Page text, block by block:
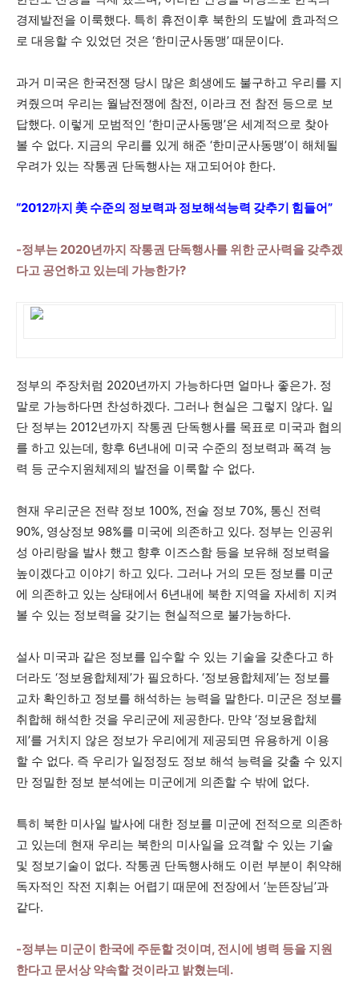
경제발전을 이룩했다. 특히 휴전이후 북한의 도발에 효과적으
로 대응할 수 있었던 것은 ‘한미군사동맹’ 때문이다.
과거 미국은 한국전쟁 당시 많은 희생에도 불구하고 우리를 지
켜줬으며 우리는 월남전쟁에 참전, 이라크 전 참전 등으로 보
답했다. 이렇게 모범적인 ‘한미군사동맹’은 세계적으로 찾아
볼 수 없다. 지금의 우리를 있게 해준 ‘한미군사동맹’이 해체될
우려가 있는 작통권 단독행사는 재고되어야 한다.
“2012까지 美 수준의 정보력과 정보해석능력 갖추기 힘들어”
-정부는 2020년까지 작통권 단독행사를 위한 군사력을 갖추겠
다고 공언하고 있는데 가능한가?
정부의 주장처럼 2020년까지 가능하다면 얼마나 좋은가. 정
말로 가능하다면 찬성하겠다. 그러나 현실은 그렇지 않다. 일
단 정부는 2012년까지 작통권 단독행사를 목표로 미국과 협의
를 하고 있는데, 향후 6년내에 미국 수준의 정보력과 폭격 능
력 등 군수지원체제의 발전을 이룩할 수 없다.
현재 우리군은 전략 정보 100%, 전술 정보 70%, 통신 전력
90%, 영상정보 98%를 미국에 의존하고 있다. 정부는 인공위
성 아리랑을 발사 했고 향후 이즈스함 등을 보유해 정보력을
높이겠다고 이야기 하고 있다. 그러나 거의 모든 정보를 미군
에 의존하고 있는 상태에서 6년내에 북한 지역을 자세히 지켜
볼 수 있는 정보력을 갖기는 현실적으로 불가능하다.
설사 미국과 같은 정보를 입수할 수 있는 기술을 갖춘다고 하
더라도 ‘정보융합체제’가 필요하다. ‘정보융합체제’는 정보를
교차 확인하고 정보를 해석하는 능력을 말한다. 미군은 정보를
취합해 해석한 것을 우리군에 제공한다. 만약 ‘정보융합체
제’를 거치지 않은 정보가 우리에게 제공되면 유용하게 이용
할 수 없다. 즉 우리가 일정정도 정보 해석 능력을 갖출 수 있지
만 정밀한 정보 분석에는 미군에게 의존할 수 밖에 없다.
특히 북한 미사일 발사에 대한 정보를 미군에 전적으로 의존하
고 있는데 현재 우리는 북한의 미사일을 요격할 수 있는 기술
및 정보기술이 없다. 작통권 단독행사해도 이런 부분이 취약해
독자적인 작전 지휘는 어렵기 때문에 전장에서 ‘눈뜬장님’과
같다.
-정부는 미군이 한국에 주둔할 것이며, 전시에 병력 등을 지원
한다고 문서상 약속할 것이라고 밝혔는데.